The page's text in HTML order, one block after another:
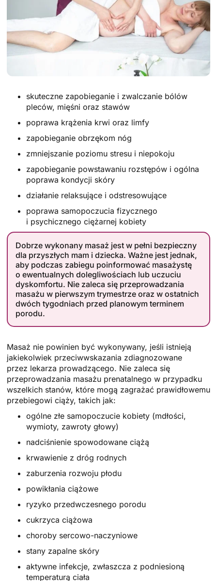
skuteczne zapobieganie i zwalczanie bólów
pleców, mięśni oraz stawów
poprawa krążenia krwi oraz limfy
zapobieganie obrzękom nóg
zmniejszanie poziomu stresu i niepokoju
zapobieganie powstawaniu rozstępów i ogólna
poprawa kondycji skóry
działanie relaksujące i odstresowujące
poprawa samopoczucia fizycznego
i psychicznego ciężarnej kobiety
Dobrze wykonany masaż jest w pełni bezpieczny
dla przyszłych mam i dziecka. Ważne jest jednak,
aby podczas zabiegu poinformować masażystę
o ewentualnych dolegliwościach lub uczuciu
dyskomfortu. Nie zaleca się przeprowadzania
masażu w pierwszym trymestrze oraz w ostatnich
dwóch tygodniach przed planowym terminem
porodu.
Masaż nie powinien być wykonywany, jeśli istnieją
jakiekolwiek przeciwwskazania zdiagnozowane
przez lekarza prowadzącego. Nie zaleca się
przeprowadzania masażu prenatalnego w przypadku
wszelkich stanów, które mogą zagrażać prawidłowemu
przebiegowi ciąży, takich jak:
ogólne złe samopoczucie kobiety (mdłości,
wymioty, zawroty głowy)
nadciśnienie spowodowane ciążą
krwawienie z dróg rodnych
zaburzenia rozwoju płodu
powikłania ciążowe
ryzyko przedwczesnego porodu
cukrzyca ciążowa
choroby sercowo-naczyniowe
stany zapalne skóry
aktywne infekcje, zwłaszcza z podniesioną
temperaturą ciała